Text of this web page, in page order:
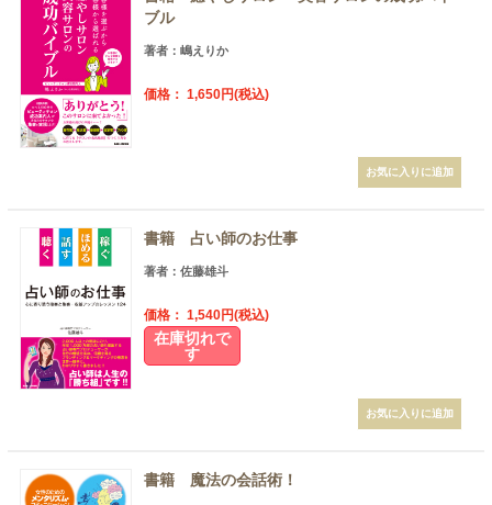
ブル
著者：嶋えりか
価格： 1,650円(税込)
書籍 占い師のお仕事
著者：佐藤雄斗
価格： 1,540円(税込)
在庫切れで
す
書籍 魔法の会話術！